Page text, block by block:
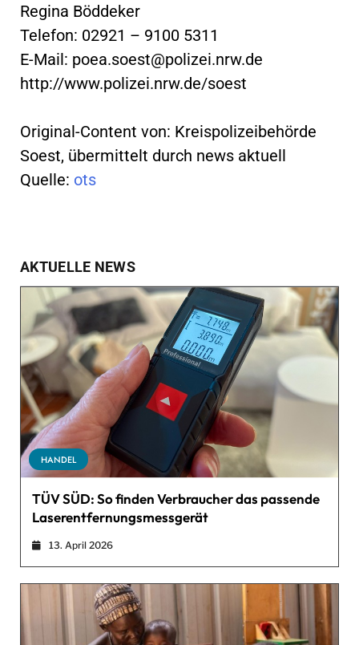
Regina Böddeker
Telefon: 02921 – 9100 5311
E-Mail: poea.soest@polizei.nrw.de
http://www.polizei.nrw.de/soest
Original-Content von: Kreispolizeibehörde
Soest, übermittelt durch news aktuell
Quelle: ots
AKTUELLE NEWS
HANDEL
TÜV SÜD: So finden Verbraucher das passende
Laserentfernungsmessgerät
13. April 2026